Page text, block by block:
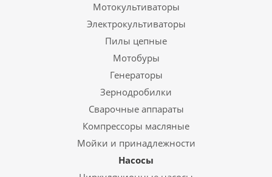
Мотокультиваторы
Электрокультиваторы
Пилы цепные
Мотобуры
Генераторы
Зернодробилки
Сварочные аппараты
Компрессоры масляные
Мойки и принадлежности
Насосы